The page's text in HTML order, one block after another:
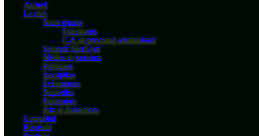
Accueil
Le club
Notre équipe
Entraineurs
C.A. et personnel administratif
Soutenir SherGym
Médias et journaux
Politiques
Inscription
Évènements
Nouvelles
Partenaires
Prix et distinctions
Compétitif
Récréatif